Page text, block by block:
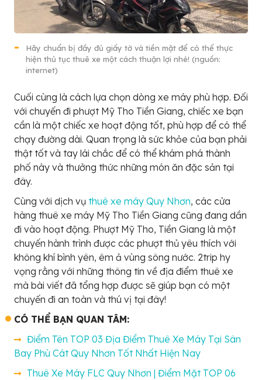
Hãy chuẩn bị đầy đủ giấy tờ và tiền mặt để có thể thực
hiện thủ tục thuê xe một cách thuận lợi nhé! (nguồn:
internet)
Cuối cùng là cách lựa chọn dòng xe máy phù hợp. Đối
với chuyến đi phượt Mỹ Tho Tiền Giang, chiếc xe bạn
cần là một chiếc xe hoạt động tốt, phù hợp để có thể
chạy đường dài. Quan trọng là sức khỏe của bạn phải
thật tốt và tay lái chắc để có thể khám phá thành
phố này và thưởng thức những món ăn đặc sản tại
đây.
Cùng với dịch vụ thuê xe máy Quy Nhơn, các cửa
hàng thuê xe máy Mỹ Tho Tiền Giang cũng đang dần
đi vào hoạt động. Phượt Mỹ Tho, Tiền Giang là một
chuyến hành trình được các phượt thủ yêu thích với
không khí bình yên, êm ả vùng sông nước. 2trip hy
vọng rằng với những thông tin về địa điểm thuê xe
mà bài viết đã tổng hợp được sẽ giúp bạn có một
chuyến đi an toàn và thú vị tại đây!
CÓ THỂ BẠN QUAN TÂM:
Điểm Tên TOP 03 Địa Điểm Thuê Xe Máy Tại Sân
Bay Phù Cát Quy Nhơn Tốt Nhất Hiện Nay
Thuê Xe Máy FLC Quy Nhơn | Điểm Mặt TOP 06